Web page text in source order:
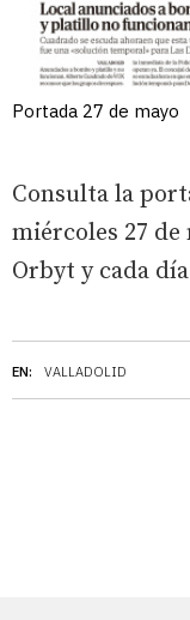
EN: VALLADOLID
Portada 27 de mayo
Consulta la
miércoles 27 de
Orbyt y cada